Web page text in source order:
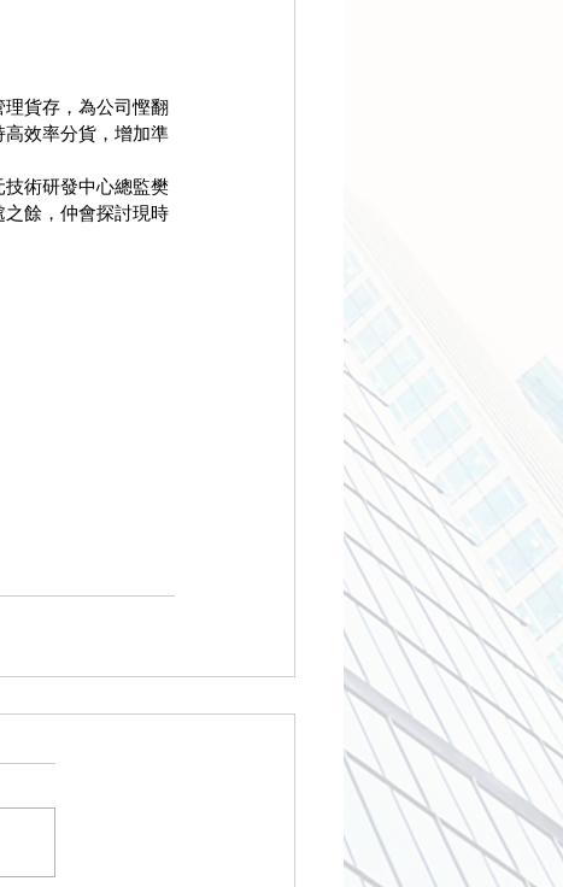
貨存，為公司慳翻
效率分貨，增加準
術研發中心總監樊
餘，仲會探討現時